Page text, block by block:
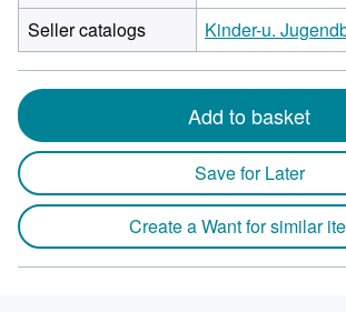
Seller catalogs
Kinder-u.
Add to basket
Save for Later
Create a Want for similar